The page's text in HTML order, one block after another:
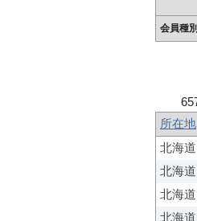
会員種別
所在地
北海道
北海道
北海道
北海道